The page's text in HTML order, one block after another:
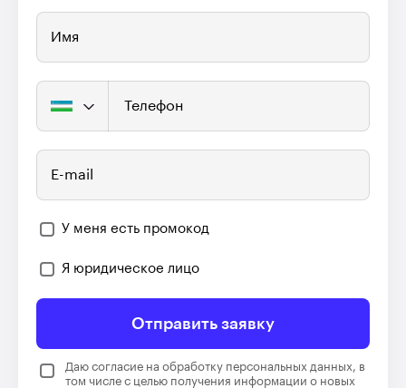
Имя
Телефон
E-mail
У меня есть промокод
Я юридическое лицо
Отправить заявку
Даю согласие на обработку персональных данных, в
том числе с целью получения информации о новых